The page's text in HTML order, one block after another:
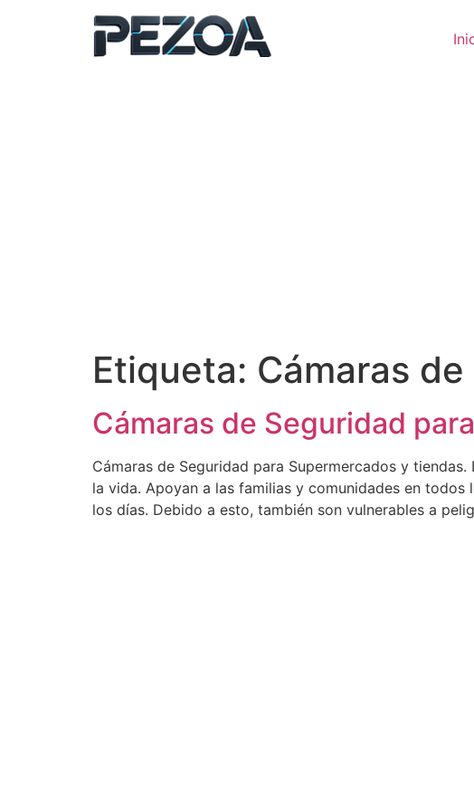
Etiqueta: Cámaras
Cámaras de Seguridad
Cámaras de Seguridad para Supermercados y
la vida. Apoyan a las familias y comunidades en
los días. Debido a esto, también son vulnerables a